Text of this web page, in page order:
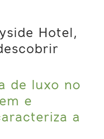
Hotel,
de luxo no
e
a